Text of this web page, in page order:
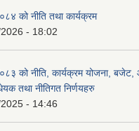
को नीति तथा कार्यक्रम
- 18:02
को नीति, कार्यक्रम योजना, बजेट,
तथा नीतिगत निर्णयहरु
- 14:46